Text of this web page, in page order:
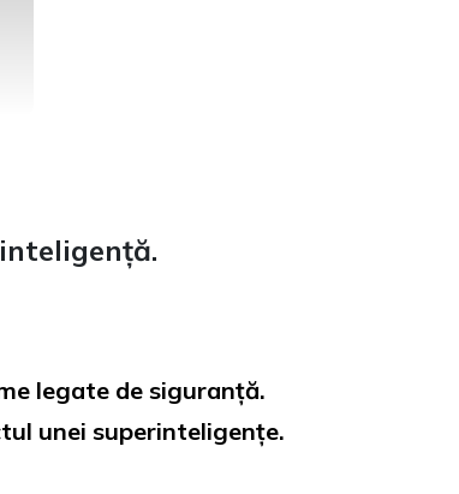
legate de siguranță.
unei superinteligențe.